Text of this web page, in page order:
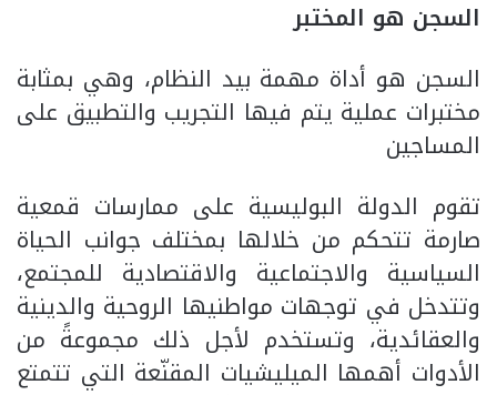
السجن هو المختبر
السجن هو أداة مهمة بيد النظام، وهي بمثابة
مختبرات عملية يتم فيها التجريب والتطبيق على
المساجين
تقوم الدولة البوليسية على ممارسات قمعية
صارمة تتحكم من خلالها بمختلف جوانب الحياة
السياسية والاجتماعية والاقتصادية للمجتمع،
وتتدخل في توجهات مواطنيها الروحية والدينية
والعقائدية، وتستخدم لأجل ذلك مجموعةً من
الأدوات أهمها الميليشيات المقنّعة التي تتمتع